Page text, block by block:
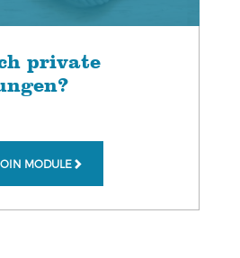
private
MODULE